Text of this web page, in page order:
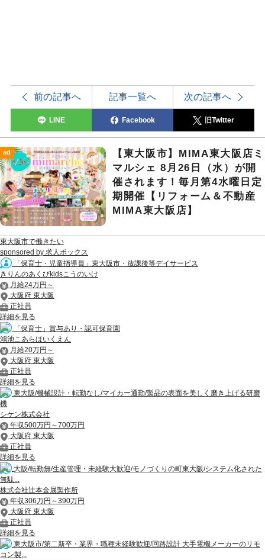
前の記事へ 記事一覧へ 次の記事へ
LINE Facebook 旧Twitter
ad
【東大阪市】MIMA東大阪店ミ
マルシェ 8月26日（水）が開
催されます！毎月第4水曜日定
期開催【リフォーム＆不動産
MIMA東大阪店】
東大阪市で働きたい
sponsored by 求人ボックス
「保育士・児童指導員」東大阪市・放課後等デイサービス
きりんのあくびkidsこうのいけ
月給24万円～
大阪府 東大阪
正社員
詳細を見る
「保育士」賞与あり・認可保育園
鴻池こあらほいくえん
月給20万円～
大阪府 東大阪
正社員
詳細を見る
東大阪/機械設計・転勤なし/マイカー通勤/製品の表面を美しく磨き上げる研磨
機
シケン株式会社
年収500万円～700万円
大阪府 東大阪
正社員
詳細を見る
大阪/転勤無/生産管理・未経験大歓迎/モノづくりの町東大阪/システム化された
無駄...
株式会社辻本金属製作所
年収306万円～390万円
大阪府 東大阪
正社員
詳細を見る
東大阪市/第二新卒・業界・職種未経験歓迎/回路設計 大手電機メーカーのリモ
コン製...